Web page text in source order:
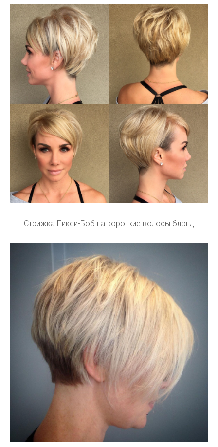
Стрижка Пикси-Боб на короткие волосы блонд